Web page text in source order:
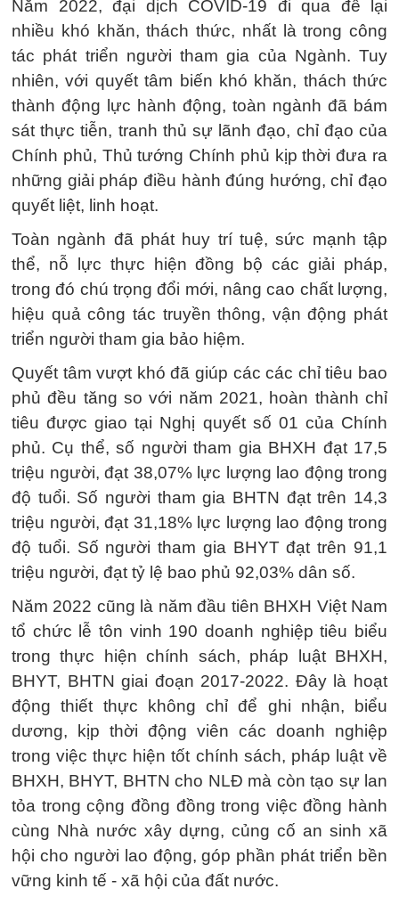
Năm 2022, đại dịch COVID-19 đi qua để lại
nhiều khó khăn, thách thức, nhất là trong công
tác phát triển người tham gia của Ngành. Tuy
nhiên, với quyết tâm biến khó khăn, thách thức
thành động lực hành động, toàn ngành đã bám
sát thực tiễn, tranh thủ sự lãnh đạo, chỉ đạo của
Chính phủ, Thủ tướng Chính phủ kịp thời đưa ra
những giải pháp điều hành đúng hướng, chỉ đạo
quyết liệt, linh hoạt.
Toàn ngành đã phát huy trí tuệ, sức mạnh tập
thể, nỗ lực thực hiện đồng bộ các giải pháp,
trong đó chú trọng đổi mới, nâng cao chất lượng,
hiệu quả công tác truyền thông, vận động phát
triển người tham gia bảo hiệm.
Quyết tâm vượt khó đã giúp các các chỉ tiêu bao
phủ đều tăng so với năm 2021, hoàn thành chỉ
tiêu được giao tại Nghị quyết số 01 của Chính
phủ. Cụ thể, số người tham gia BHXH đạt 17,5
triệu người, đạt 38,07% lực lượng lao động trong
độ tuổi. Số người tham gia BHTN đạt trên 14,3
triệu người, đạt 31,18% lực lượng lao động trong
độ tuổi. Số người tham gia BHYT đạt trên 91,1
triệu người, đạt tỷ lệ bao phủ 92,03% dân số.
Năm 2022 cũng là năm đầu tiên BHXH Việt Nam
tổ chức lễ tôn vinh 190 doanh nghiệp tiêu biểu
trong thực hiện chính sách, pháp luật BHXH,
BHYT, BHTN giai đoạn 2017-2022. Đây là hoạt
động thiết thực không chỉ để ghi nhận, biểu
dương, kịp thời động viên các doanh nghiệp
trong việc thực hiện tốt chính sách, pháp luật về
BHXH, BHYT, BHTN cho NLĐ mà còn tạo sự lan
tỏa trong cộng đồng đồng trong việc đồng hành
cùng Nhà nước xây dựng, củng cố an sinh xã
hội cho người lao động, góp phần phát triển bền
vững kinh tế - xã hội của đất nước.